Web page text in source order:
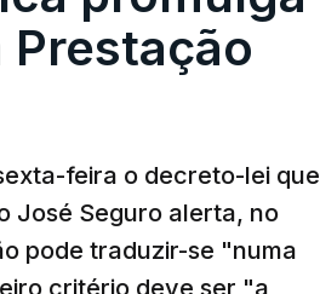
feira o decreto-lei que
José Seguro alerta, no
pode traduzir-se "numa
critério deve ser "a